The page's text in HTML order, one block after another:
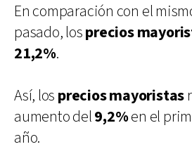
En comparación con el
pasado, losprecios
21,2%.
Así, los precios mayoristas
aumento del9,2%en el
año.